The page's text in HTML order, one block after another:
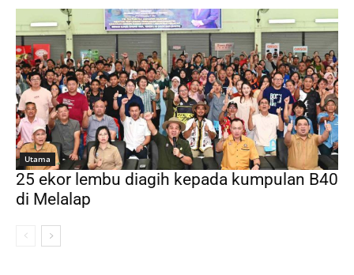
Utama
25 ekor lembu diagih kepada kumpulan B40
di Melalap